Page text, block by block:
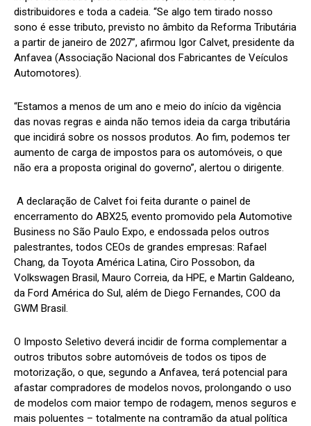
distribuidores e toda a cadeia. “Se algo tem tirado nosso
sono é esse tributo, previsto no âmbito da Reforma Tributária
a partir de janeiro de 2027”, afirmou Igor Calvet, presidente da
Anfavea (Associação Nacional dos Fabricantes de Veículos
Automotores).
“Estamos a menos de um ano e meio do início da vigência
das novas regras e ainda não temos ideia da carga tributária
que incidirá sobre os nossos produtos. Ao fim, podemos ter
aumento de carga de impostos para os automóveis, o que
não era a proposta original do governo”, alertou o dirigente.
A declaração de Calvet foi feita durante o painel de
encerramento do ABX25, evento promovido pela Automotive
Business no São Paulo Expo, e endossada pelos outros
palestrantes, todos CEOs de grandes empresas: Rafael
Chang, da Toyota América Latina, Ciro Possobon, da
Volkswagen Brasil, Mauro Correia, da HPE, e Martin Galdeano,
da Ford América do Sul, além de Diego Fernandes, COO da
GWM Brasil.
O Imposto Seletivo deverá incidir de forma complementar a
outros tributos sobre automóveis de todos os tipos de
motorização, o que, segundo a Anfavea, terá potencial para
afastar compradores de modelos novos, prolongando o uso
de modelos com maior tempo de rodagem, menos seguros e
mais poluentes – totalmente na contramão da atual política